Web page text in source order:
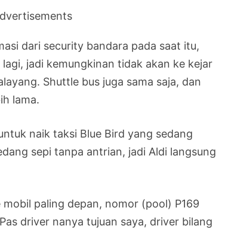
dari security bandara pada saat itu,
jadi kemungkinan tidak akan ke kejar
Shuttle bus juga sama saja, dan
lama.
naik taksi Blue Bird yang sedang
sepi tanpa antrian, jadi Aldi langsung
paling depan, nomor (pool) P169
driver nanya tujuan saya, driver bilang